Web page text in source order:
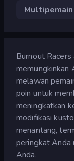
Multipemain
Burnout
memungkinkan
melawan
poin untuk
meningkatkan
modifikasi
menantang,
peringkat Anda
Anda.